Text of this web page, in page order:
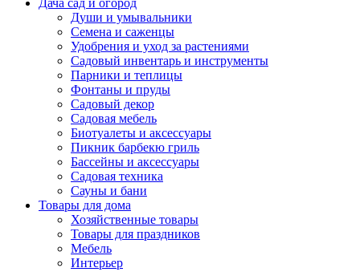
Души и умывальники
Семена и саженцы
Удобрения и уход за растениями
Садовый инвентарь и инструменты
Парники и теплицы
Фонтаны и пруды
Садовый декор
Садовая мебель
Биотуалеты и аксессуары
Пикник барбекю гриль
Бассейны и аксессуары
Садовая техника
Сауны и бани
Товары для дома
Хозяйственные товары
Товары для праздников
Мебель
Интерьер